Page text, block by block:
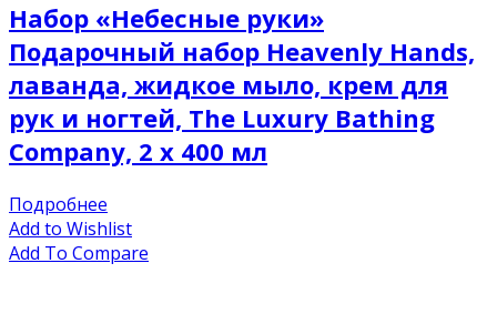
Набор «Небесные руки»
Подарочный набор Heavenly Hands,
лаванда, жидкое мыло, крем для
рук и ногтей, The Luxury Bathing
Company, 2 x 400 мл
Подробнее
Add to Wishlist
Add To Compare